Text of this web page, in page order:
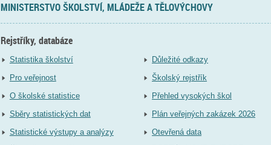
MINISTERSTVO ŠKOLSTVÍ, MLÁDEŽE A TĚLOVÝCHOVY
Rejstříky, databáze
Statistika školství
Pro veřejnost
O školské statistice
Sběry statistických dat
Statistické výstupy a analýzy
Důležité odkazy
Školský rejstřík
Přehled vysokých škol
Plán veřejných zakázek 2026
Otevřená data